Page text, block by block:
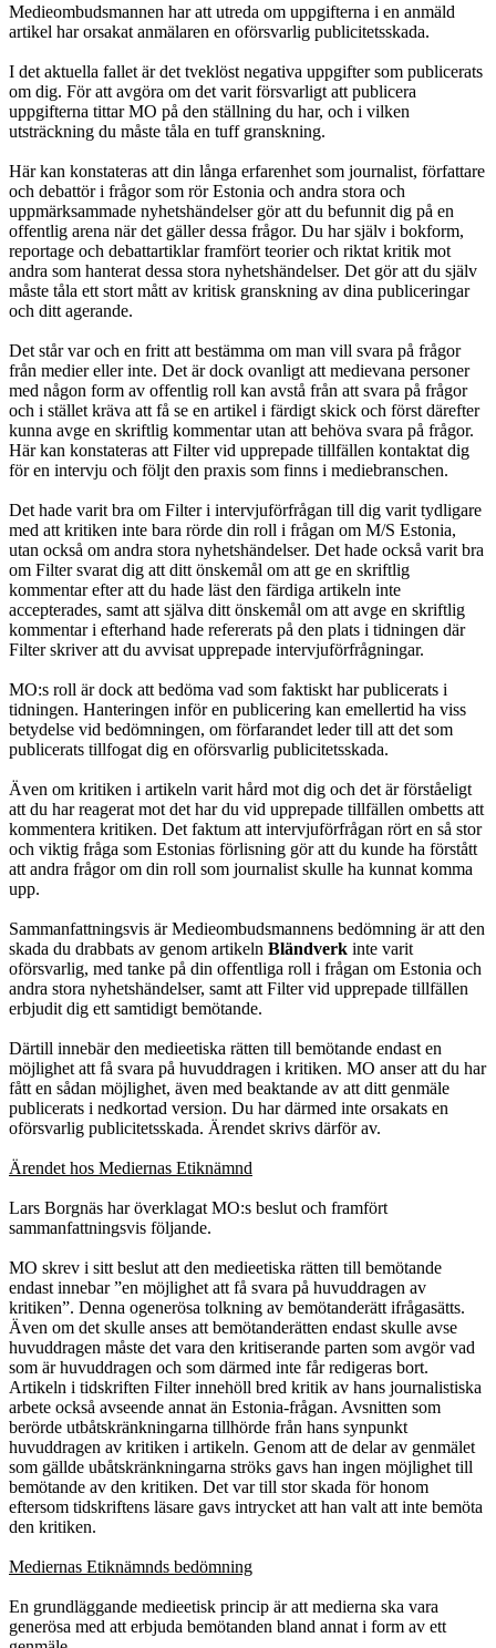
Medieombudsmannen har att utreda om uppgifterna i en anmäld
artikel har orsakat anmälaren en oförsvarlig publicitetsskada.
I det aktuella fallet är det tveklöst negativa uppgifter som publicerats
om dig. För att avgöra om det varit försvarligt att publicera
uppgifterna tittar MO på den ställning du har, och i vilken
utsträckning du måste tåla en tuff granskning.
Här kan konstateras att din långa erfarenhet som journalist, författare
och debattör i frågor som rör Estonia och andra stora och
uppmärksammade nyhetshändelser gör att du befunnit dig på en
offentlig arena när det gäller dessa frågor. Du har själv i bokform,
reportage och debattartiklar framfört teorier och riktat kritik mot
andra som hanterat dessa stora nyhetshändelser. Det gör att du själv
måste tåla ett stort mått av kritisk granskning av dina publiceringar
och ditt agerande.
Det står var och en fritt att bestämma om man vill svara på frågor
från medier eller inte. Det är dock ovanligt att medievana personer
med någon form av offentlig roll kan avstå från att svara på frågor
och i stället kräva att få se en artikel i färdigt skick och först därefter
kunna avge en skriftlig kommentar utan att behöva svara på frågor.
Här kan konstateras att Filter vid upprepade tillfällen kontaktat dig
för en intervju och följt den praxis som finns i mediebranschen.
Det hade varit bra om Filter i intervjuförfrågan till dig varit tydligare
med att kritiken inte bara rörde din roll i frågan om M/S Estonia,
utan också om andra stora nyhetshändelser. Det hade också varit bra
om Filter svarat dig att ditt önskemål om att ge en skriftlig
kommentar efter att du hade läst den färdiga artikeln inte
accepterades, samt att själva ditt önskemål om att avge en skriftlig
kommentar i efterhand hade refererats på den plats i tidningen där
Filter skriver att du avvisat upprepade intervjuförfrågningar.
MO:s roll är dock att bedöma vad som faktiskt har publicerats i
tidningen. Hanteringen inför en publicering kan emellertid ha viss
betydelse vid bedömningen, om förfarandet leder till att det som
publicerats tillfogat dig en oförsvarlig publicitetsskada.
Även om kritiken i artikeln varit hård mot dig och det är förståeligt
att du har reagerat mot det har du vid upprepade tillfällen ombetts att
kommentera kritiken. Det faktum att intervjuförfrågan rört en så stor
och viktig fråga som Estonias förlisning gör att du kunde ha förstått
att andra frågor om din roll som journalist skulle ha kunnat komma
upp.
Sammanfattningsvis är Medieombudsmannens bedömning är att den
skada du drabbats av genom artikeln Bländverk inte varit
oförsvarlig, med tanke på din offentliga roll i frågan om Estonia och
andra stora nyhetshändelser, samt att Filter vid upprepade tillfällen
erbjudit dig ett samtidigt bemötande.
Därtill innebär den medieetiska rätten till bemötande endast en
möjlighet att få svara på huvuddragen i kritiken. MO anser att du har
fått en sådan möjlighet, även med beaktande av att ditt genmäle
publicerats i nedkortad version. Du har därmed inte orsakats en
oförsvarlig publicitetsskada. Ärendet skrivs därför av.
Ärendet hos Mediernas Etiknämnd
Lars Borgnäs har överklagat MO:s beslut och framfört
sammanfattningsvis följande.
MO skrev i sitt beslut att den medieetiska rätten till bemötande
endast innebar ”en möjlighet att få svara på huvuddragen av
kritiken”. Denna ogenerösa tolkning av bemötanderätt ifrågasätts.
Även om det skulle anses att bemötanderätten endast skulle avse
huvuddragen måste det vara den kritiserande parten som avgör vad
som är huvuddragen och som därmed inte får redigeras bort.
Artikeln i tidskriften Filter innehöll bred kritik av hans journalistiska
arbete också avseende annat än Estonia-frågan. Avsnitten som
berörde utbåtskränkningarna tillhörde från hans synpunkt
huvuddragen av kritiken i artikeln. Genom att de delar av genmälet
som gällde ubåtskränkningarna ströks gavs han ingen möjlighet till
bemötande av den kritiken. Det var till stor skada för honom
eftersom tidskriftens läsare gavs intrycket att han valt att inte bemöta
den kritiken.
Mediernas Etiknämnds bedömning
En grundläggande medieetisk princip är att medierna ska vara
generösa med att erbjuda bemötanden bland annat i form av ett